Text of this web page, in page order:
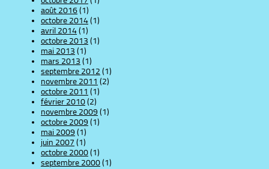
août 2016(1)
octobre 2014(1)
avril 2014(1)
octobre 2013 (1)
mai 2013 (1)
mars 2013 (1)
septembre 2012 (1)
novembre 2011 (2)
octobre 2011 (1)
février 2010(2)
novembre 2009(1)
octobre 2009(1)
mai 2009(1)
juin 2007 (1)
octobre 2000(1)
septembre 2000(1)